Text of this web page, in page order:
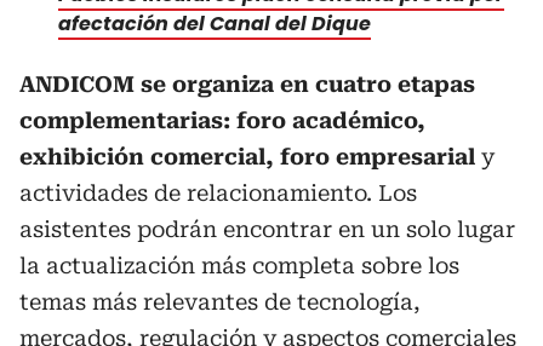
afectación del Canal del Dique
ANDICOM se organiza en cuatro etapas
complementarias: foro académico,
exhibición comercial, foro empresarial y
actividades de relacionamiento. Los
asistentes podrán encontrar en un solo lugar
la actualización más completa sobre los
temas más relevantes de tecnología,
mercados, regulación y aspectos comerciales